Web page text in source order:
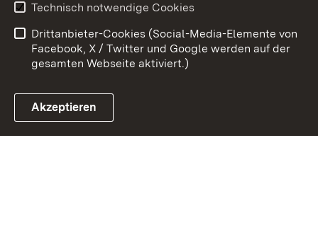
Link zum Landesportal
Barrierefreiheit
Benutzungshinweise
Impressum
Cookies
Technisch notwendige Cookies
Drittanbieter-Cookies (Social-Media-Elemente von
Facebook, X / Twitter und Google werden auf der
gesamten Webseite aktiviert.)
Akzeptieren